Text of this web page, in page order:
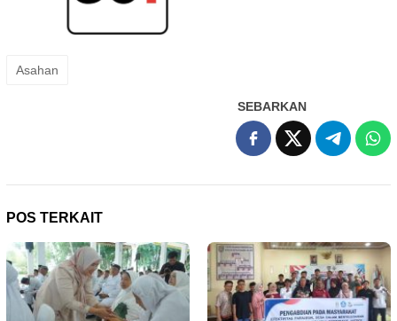
Asahan
SEBARKAN
POS TERKAIT